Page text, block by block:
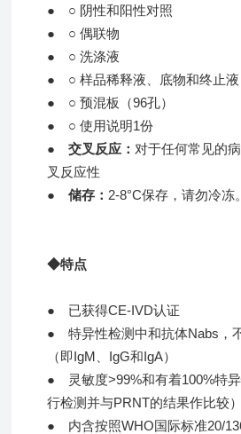
● ○ 阴性和阳性对照
● ○ 偶联物
● ○ 洗涤液
● ○ 样品稀释液、底物和终止液
● ○ 预混板（96孔）
● ○ 使用说明1份
●交叉反应： 对于任何常见的
叉反应性
●储存： 2-8°C保存，请勿冷冻。
◆特点
● 已获得CE-IVD认证
●特异性检测中和抗体Nabs，
（即IgM、IgG和IgA）
● 灵敏度>99%和有着100%特
行检测并与PRNT的结果作比较）
● 内含按照WHO国际标准20/